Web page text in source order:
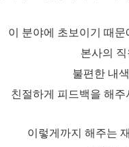
이 분야에 초보이기 때문
본사의
불편한 내
친절하게 피드백을 해
이렇게까지 해주는